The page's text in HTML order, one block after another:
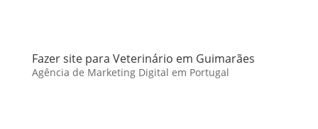
Fazer site para Veterinário em Guimarães
Agência de Marketing Digital em Portugal